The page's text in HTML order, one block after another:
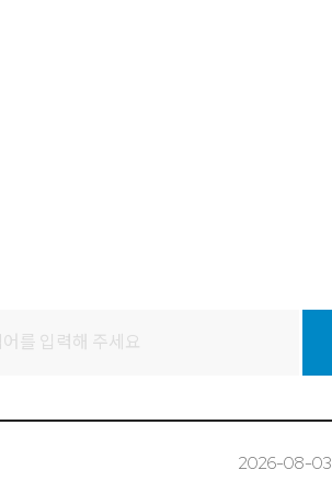
2026-08-03